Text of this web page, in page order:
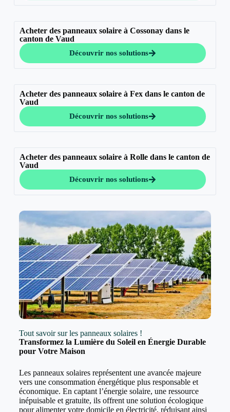
Acheter des panneaux solaire à Cossonay dans le
canton de Vaud
Découvrir nos solutions
Acheter des panneaux solaire à Fex dans le canton de
Vaud
Découvrir nos solutions
Acheter des panneaux solaire à Rolle dans le canton de
Vaud
Découvrir nos solutions
Tout savoir sur les panneaux solaires !
Transformez la Lumière du Soleil en Énergie Durable
pour Votre Maison
Les panneaux solaires représentent une avancée majeure
vers une consommation énergétique plus responsable et
économique. En captant l’énergie solaire, une ressource
inépuisable et gratuite, ils offrent une solution écologique
pour alimenter votre domicile en électricité, réduisant ainsi